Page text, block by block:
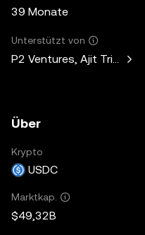
39 Monate
Unterstützt von
P2 Ventures, Ajit
Über
Krypto
USDC
Marktkap.
$49,32B